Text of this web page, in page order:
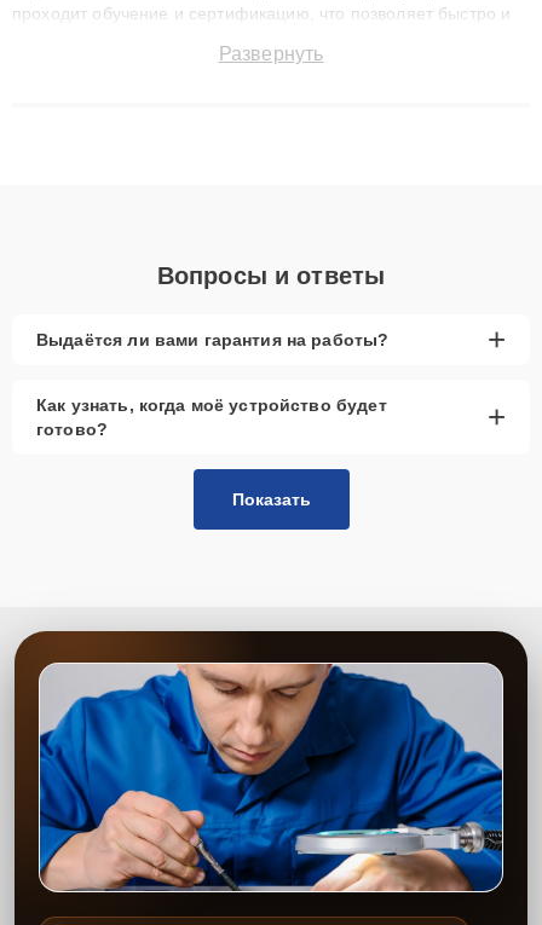
проходит обучение и сертификацию, что позволяет быстро и
сохранением гарантии до 3 лет. Наши мастера решают
Развернуть
Вопросы и ответы
Выдаётся ли вами гарантия на работы? +
Как узнать, когда моё устройство будет
готово?
+
Показать